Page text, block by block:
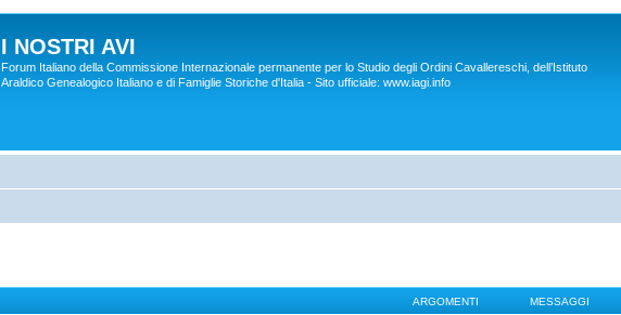
I NOSTRI AVI
Forum Italiano della Commissione Internazionale permanente per lo Studio degli Ordini Cavallereschi, dell’Istituto
Araldico Genealogico Italiano e di Famiglie Storiche d'Italia - Sito ufficiale: www.iagi.info
ARGOMENTI MESSAGGI